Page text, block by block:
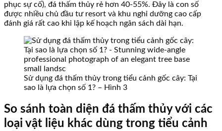
phục sự cố), đá thấm thủy rẻ hơn 40-55%. Đây là con số
được nhiều chủ đầu tư resort và khu nghỉ dưỡng cao cấp
đánh giá rất cao khi lập kế hoạch ngân sách dài hạn.
Sử dụng đá thấm thủy trong tiểu cảnh gốc cây: Tại
sao là lựa chọn số 1? – Hình 3
So sánh toàn diện đá thấm thủy với các
loại vật liệu khác dùng trong tiểu cảnh